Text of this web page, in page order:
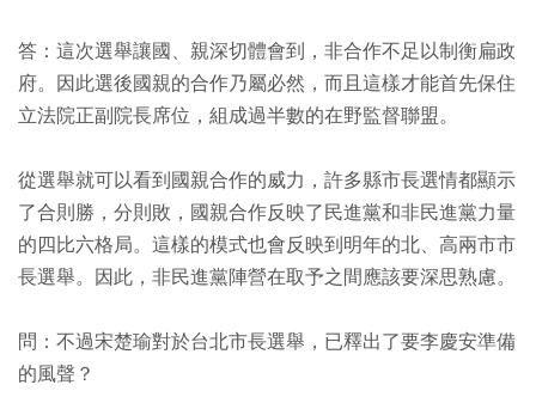
答：這次選舉讓國、親深切體會到，非合作不足以制衡扁政
府。因此選後國親的合作乃屬必然，而且這樣才能首先保住
立法院正副院長席位，組成過半數的在野監督聯盟。
從選舉就可以看到國親合作的威力，許多縣市長選情都顯示
了合則勝，分則敗，國親合作反映了民進黨和非民進黨力量
的四比六格局。這樣的模式也會反映到明年的北、高兩市市
長選舉。因此，非民進黨陣營在取予之間應該要深思熟慮。
問：不過宋楚瑜對於台北市長選舉，已釋出了要李慶安準備
的風聲？